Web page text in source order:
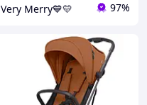
Very Merry💙💛 97%